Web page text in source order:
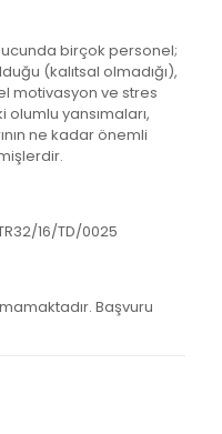
birçok personel;
(kalıtsal olmadığı),
motivasyon ve stres
yansımaları,
ne kadar önemli
16/TD/0025
Başvuru